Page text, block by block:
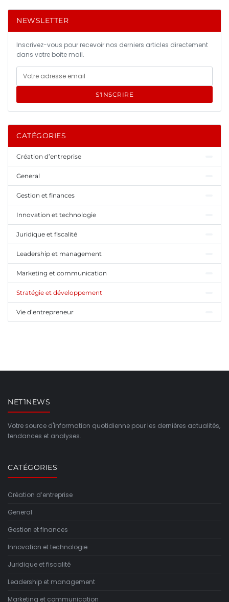
NEWSLETTER
Inscrivez-vous pour recevoir nos derniers articles directement
dans votre boîte mail.
S'INSCRIRE
CATÉGORIES
Création d’entreprise
General
Gestion et finances
Innovation et technologie
Juridique et fiscalité
Leadership et management
Marketing et communication
Stratégie et développement
Vie d’entrepreneur
NET1NEWS
Votre source d'information quotidienne pour les dernières actualités,
tendances et analyses.
CATÉGORIES
Création d’entreprise
General
Gestion et finances
Innovation et technologie
Juridique et fiscalité
Leadership et management
Marketing et communication